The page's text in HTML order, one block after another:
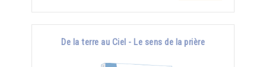
De la terre au Ciel - Le sens de la prière